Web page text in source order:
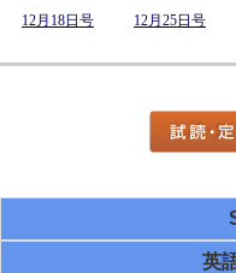
12月18日号 12月25日号
英